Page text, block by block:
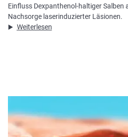
Einfluss Dexpanthenol-haltiger Salben
Nachsorge laserinduzierter Läsionen.
Weiterlesen